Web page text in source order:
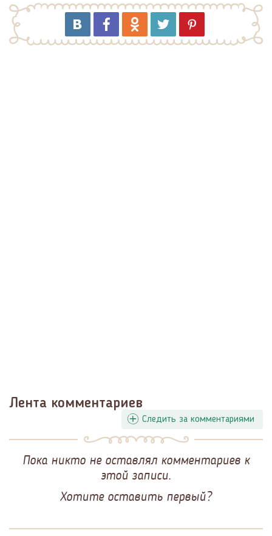
Лента комментариев
Следить за комментариями
Пока никто не оставлял комментариев к
этой записи.
Хотите оставить первый?